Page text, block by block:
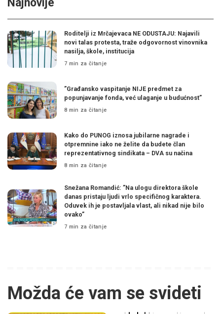
Roditelji iz Mrčajevaca NE ODUSTAJU: Najavili
novi talas protesta, traže odgovornost vinovnika
nasilja, škole, institucija
7 min za čitanje
”Građansko vaspitanje NIJE predmet za
popunjavanje fonda, već ulaganje u budućnost”
8 min za čitanje
Kako do PUNOG iznosa jubilarne nagrade i
otpremnine iako ne želite da budete član
reprezentativnog sindikata – DVA su načina
8 min za čitanje
Snežana Romandić: ”Na ulogu direktora škole
danas pristaju ljudi vrlo specifičnog karaktera.
Oduvek ih je postavljala vlast, ali nikad nije bilo
ovako”
7 min za čitanje
Možda će vam se svideti